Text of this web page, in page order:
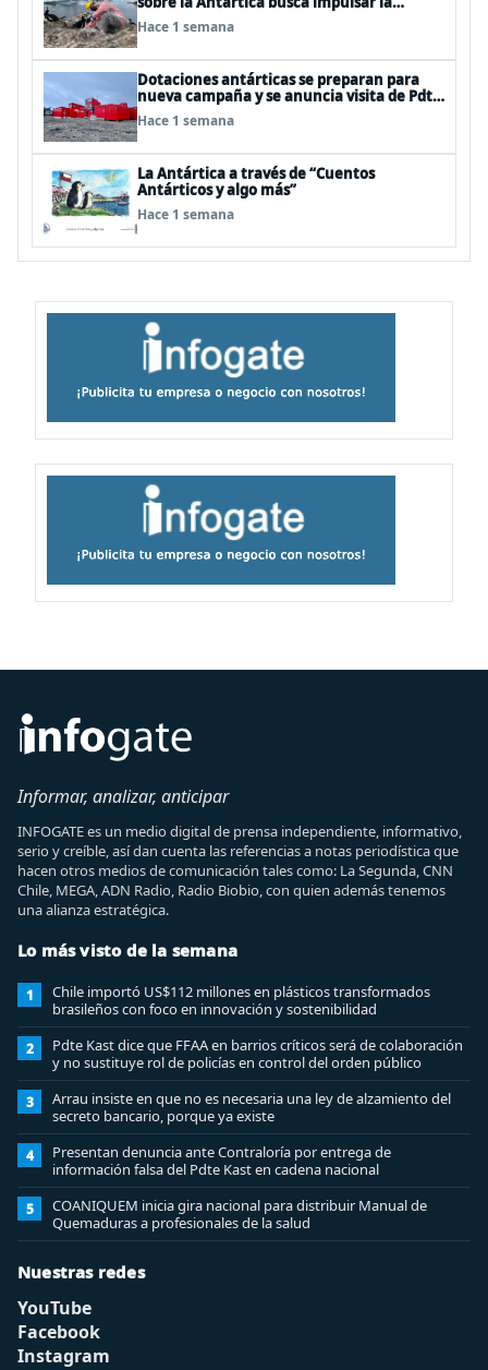
investigación científica
Hace 1 semana
Dotaciones antárticas se preparan para
nueva campaña y se anuncia visita de Pdte
Kast y su gabinete al continente blanco
Hace 1 semana
La Antártica a través de “Cuentos
Antárticos y algo más”
Hace 1 semana
Informar, analizar, anticipar
INFOGATE es un medio digital de prensa independiente, informativo,
serio y creíble, así dan cuenta las referencias a notas periodística que
hacen otros medios de comunicación tales como: La Segunda, CNN
Chile, MEGA, ADN Radio, Radio Biobio, con quien además tenemos
una alianza estratégica.
Lo más visto de la semana
1
Chile importó US$112 millones en plásticos transformados
brasileños con foco en innovación y sostenibilidad
2
Pdte Kast dice que FFAA en barrios críticos será de colaboración
y no sustituye rol de policías en control del orden público
3
Arrau insiste en que no es necesaria una ley de alzamiento del
secreto bancario, porque ya existe
4
Presentan denuncia ante Contraloría por entrega de
información falsa del Pdte Kast en cadena nacional
5
COANIQUEM inicia gira nacional para distribuir Manual de
Quemaduras a profesionales de la salud
Nuestras redes
YouTube
Facebook
Instagram